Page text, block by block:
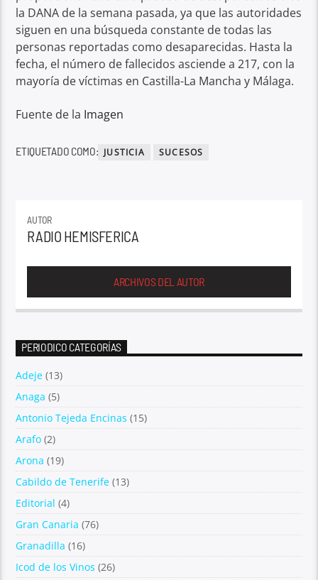
la DANA de la semana pasada, ya que las autoridades
siguen en una búsqueda constante de todas las
personas reportadas como desaparecidas. Hasta la
fecha, el número de fallecidos asciende a 217, con la
mayoría de víctimas en Castilla-La Mancha y Málaga.
Fuente de la Imagen
ETIQUETADO COMO: JUSTICIA SUCESOS
AUTOR
RADIO HEMISFERICA
ARCHIVOS DEL AUTOR
PERIODICO CATEGORÍAS
Adeje (13)
Anaga (5)
Antonio Tejeda Encinas (15)
Arafo (2)
Arona (19)
Cabildo de Tenerife (13)
Editorial (4)
Gran Canaria (76)
Granadilla (16)
Icod de los Vinos (26)